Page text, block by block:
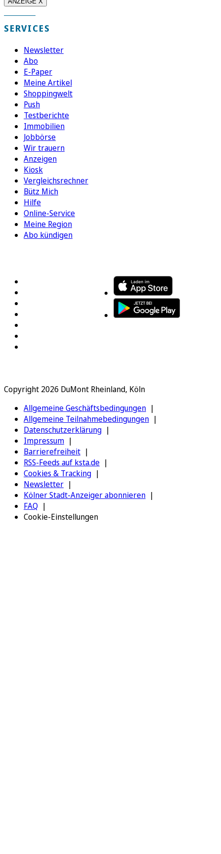
SERVICES
Newsletter
Abo
E-Paper
Meine Artikel
Shoppingwelt
Push
Testberichte
Immobilien
Jobbörse
Wir trauern
Anzeigen
Kiosk
Vergleichsrechner
Bütz Mich
Hilfe
Online-Service
Meine Region
Abo kündigen
Copyright 2026 DuMont Rheinland, Köln
Allgemeine Geschäftsbedingungen
Allgemeine Teilnahmebedingungen
Datenschutzerklärung
Impressum
Barrierefreiheit
RSS-Feeds auf ksta.de
Cookies & Tracking
Newsletter
Kölner Stadt-Anzeiger abonnieren
FAQ
Cookie-Einstellungen